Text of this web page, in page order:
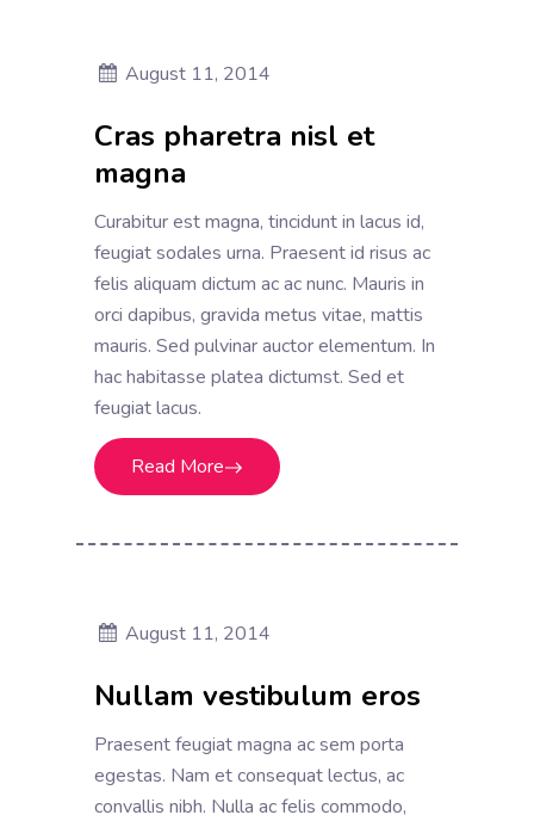
August 11, 2014
Cras pharetra nisl et
magna
Curabitur est magna, tincidunt in lacus id,
feugiat sodales urna. Praesent id risus ac
felis aliquam dictum ac ac nunc. Mauris in
orci dapibus, gravida metus vitae, mattis
mauris. Sed pulvinar auctor elementum. In
hac habitasse platea dictumst. Sed et
feugiat lacus.
Read More
August 11, 2014
Nullam vestibulum eros
Praesent feugiat magna ac sem porta
egestas. Nam et consequat lectus, ac
convallis nibh. Nulla ac felis commodo,